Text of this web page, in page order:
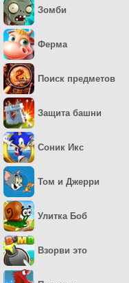
Зомби
Ферма
Поиск предметов
Защита башни
Соник Икс
Том и Джерри
Улитка Боб
Взорви это